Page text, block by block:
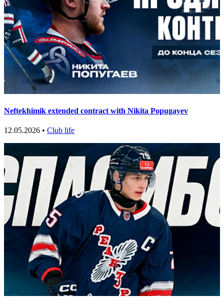
Neftekhimik extended contract with Nikita Popugayev
12.05.2026 • Club life